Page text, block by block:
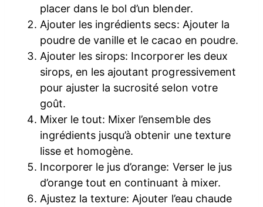
placer dans le bol d’un blender.
Ajouter les ingrédients secs: Ajouter la
poudre de vanille et le cacao en poudre.
Ajouter les sirops: Incorporer les deux
sirops, en les ajoutant progressivement
pour ajuster la sucrosité selon votre
goût.
Mixer le tout: Mixer l’ensemble des
ingrédients jusqu’à obtenir une texture
lisse et homogène.
Incorporer le jus d’orange: Verser le jus
d’orange tout en continuant à mixer.
Ajustez la texture: Ajouter l’eau chaude